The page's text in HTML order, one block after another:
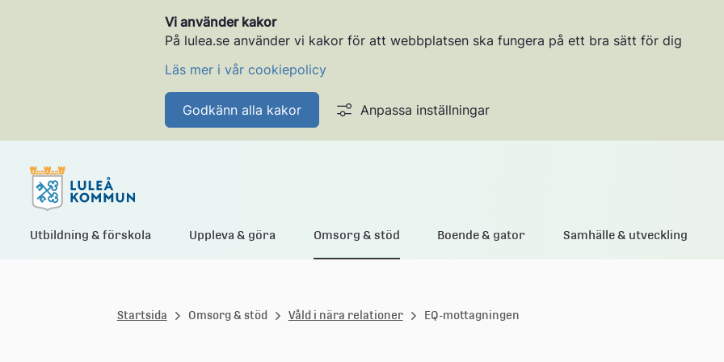
Vi använder kakor
På lulea.se använder vi kakor för att webbplatsen ska fungera på ett bra sätt för dig
Läs mer i vår cookiepolicy
Godkänn alla kakor Anpassa inställningar
L
Utbildning & förskola Uppleva & göra Omsorg & stöd Boende & gator Samhälle & utveckling
Startsida Omsorg & stöd Våld i nära relationer EQ-mottagningen